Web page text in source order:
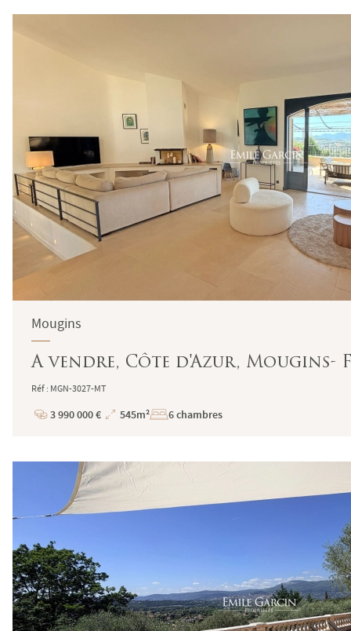
Mougins
A vendre, Côte d'Azur, Mougins-
Réf : MGN-3027-MT
Prix
3 990 000 €
Superficie
545m² 6 chambres